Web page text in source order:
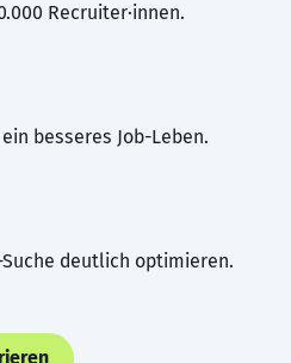
Recruiter·innen.
besseres Job-Leben.
deutlich optimieren.